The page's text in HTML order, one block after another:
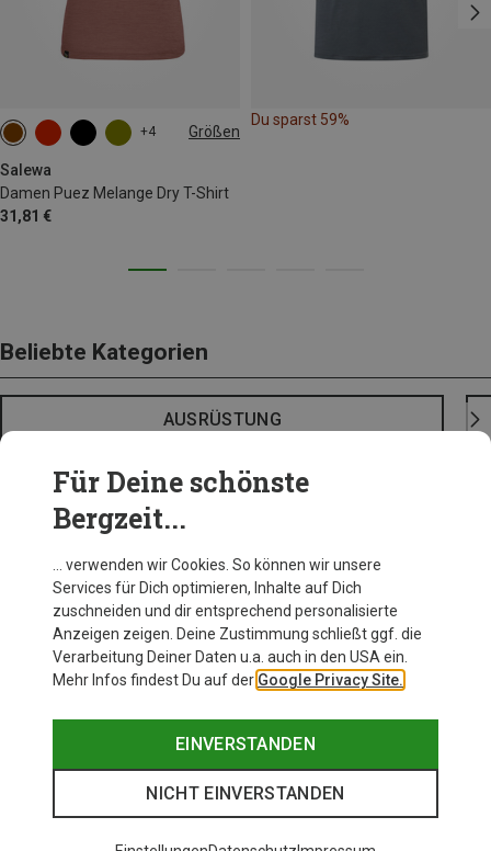
+4 Größen
Salewa
Damen Puez Melange Dry T-Shirt
31,81 €
XS S M
XXL
Du sparst 59%
Beliebte Kategorien
AUSRÜSTUNG
Für Deine schönste
Bergzeit...
… verwenden wir Cookies. So können wir unsere
Services für Dich optimieren, Inhalte auf Dich
zuschneiden und dir entsprechend personalisierte
Anzeigen zeigen. Deine Zustimmung schließt ggf. die
Verarbeitung Deiner Daten u.a. auch in den USA ein.
Mehr Infos findest Du auf der Google Privacy Site.
EINVERSTANDEN
NICHT EINVERSTANDEN